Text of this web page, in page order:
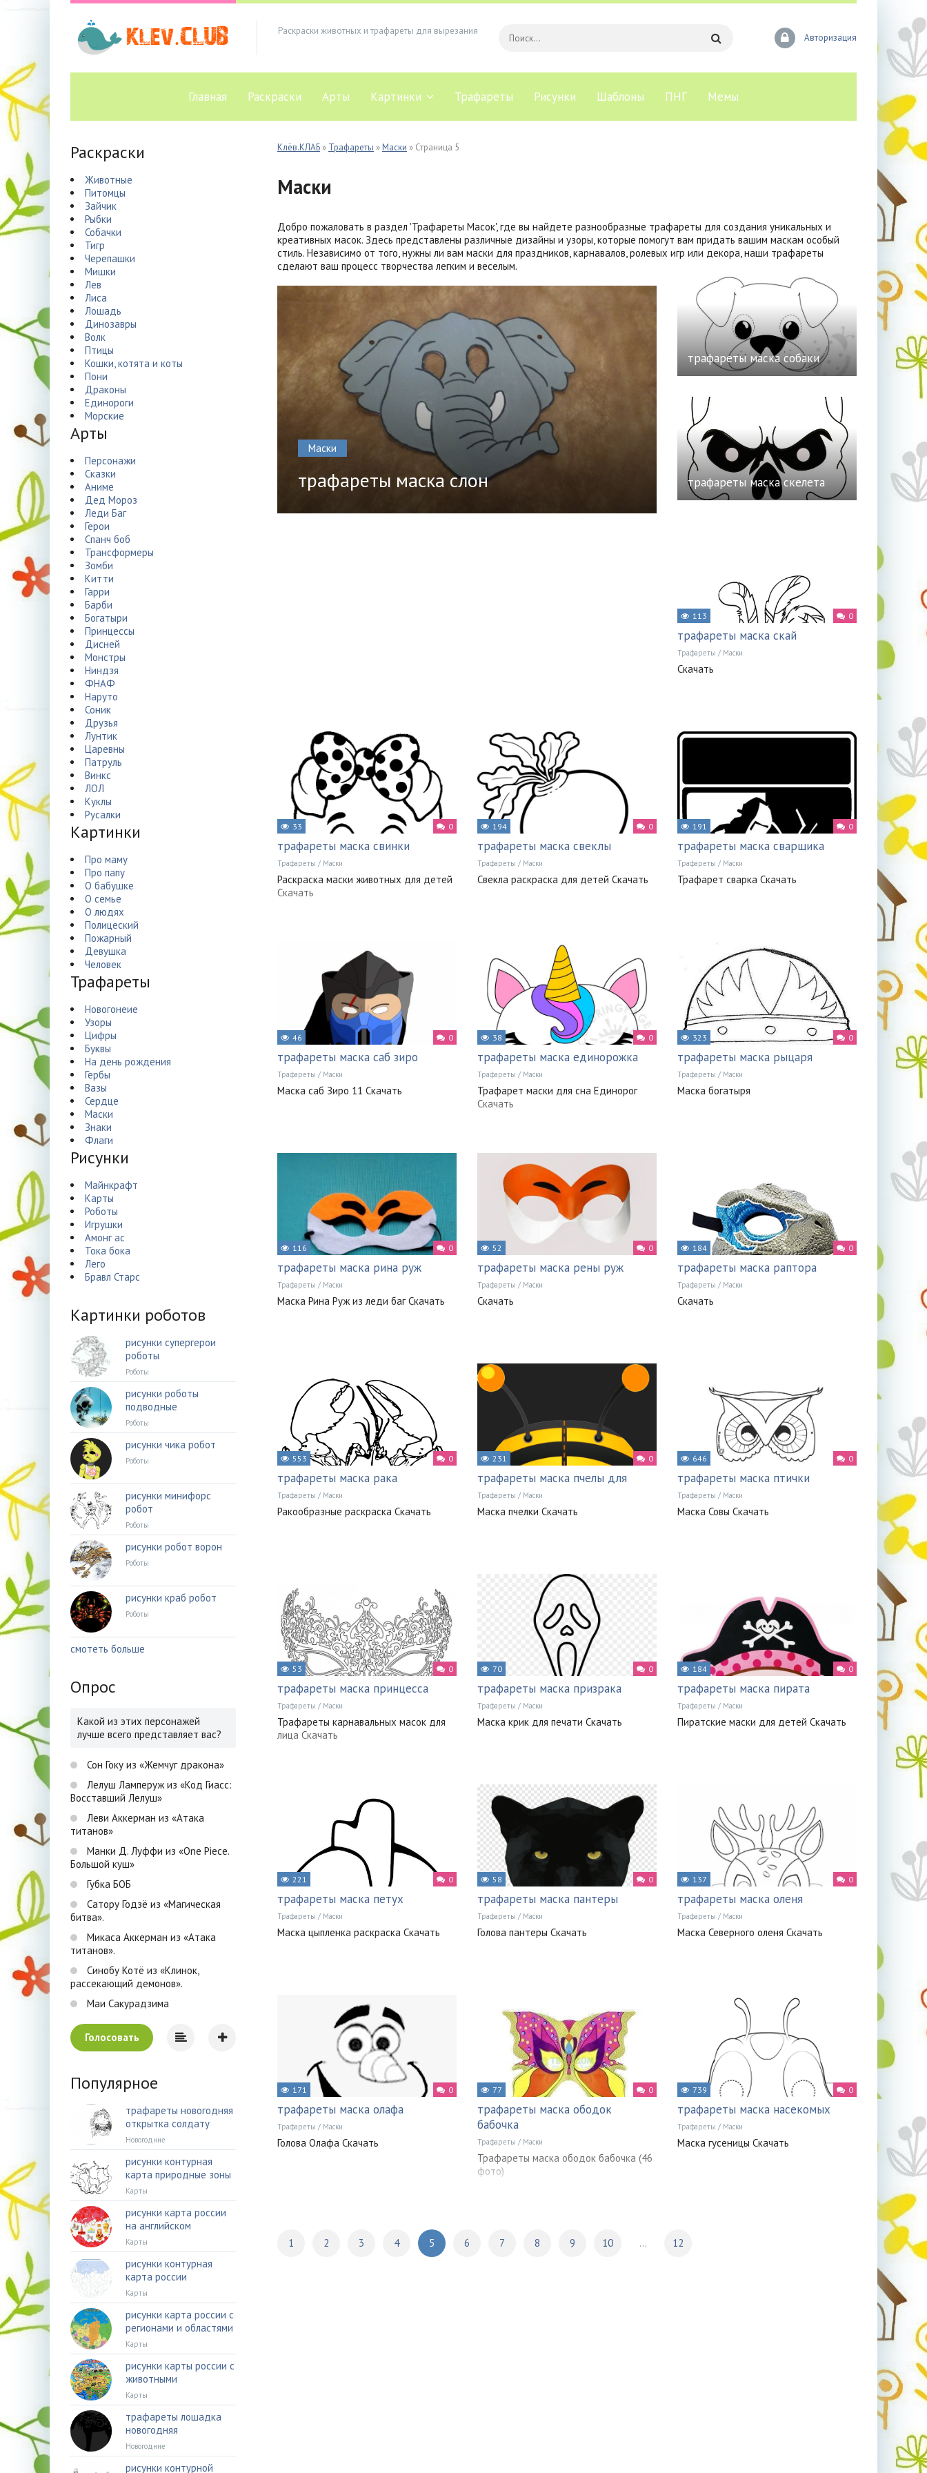
Раскраски животных и трафареты для вырезания
Авторизация
Главная Раскраски Арты Картинки Трафареты Рисунки Шаблоны ПНГ Мемы
Клёв.КЛАБ » Трафареты »Маски » Страница 5
Маски
Добро пожаловать в раздел 'Трафареты Масок', где вы найдете разнообразные трафареты для создания уникальных и
креативных масок. Здесь представлены различные дизайны и узоры, которые помогут вам придать вашим маскам особый
стиль. Независимо от того, нужны ли вам маски для праздников, карнавалов, ролевых игр или декора, наши трафареты
сделают ваш процесс творчества легким и веселым.
трафареты маска собаки
Маски
трафареты маска слон трафареты маска скелета
113 0
трафареты маска скай
Трафареты / Маски
Скачать
33 0
трафареты маска свинки
Трафареты / Маски
Раскраска маски животных для детей
Скачать
194 0
трафареты маска свеклы
Трафареты / Маски
Свекла раскраска для детей Скачать
191 0
трафареты маска сварщика
Трафареты / Маски
Трафарет сварка Скачать
46 0
трафареты маска саб зиро
Трафареты / Маски
Маска саб Зиро 11 Скачать
38 0
трафареты маска единорожка
Трафареты / Маски
Трафарет маски для сна Единорог
Скачать
323 0
трафареты маска рыцаря
Трафареты / Маски
Маска богатыря
116 0
трафареты маска рина руж
Трафареты / Маски
Маска Рина Руж из леди баг Скачать
52 0
трафареты маска рены руж
Трафареты / Маски
Скачать
184 0
трафареты маска раптора
Трафареты / Маски
Скачать
553 0
трафареты маска рака
Трафареты / Маски
Ракообразные раскраска Скачать
231 0
трафареты маска пчелы для
Трафареты / Маски
Маска пчелки Скачать
646 0
трафареты маска птички
Трафареты / Маски
Маска Совы Скачать
53 0
трафареты маска принцесса
Трафареты / Маски
Трафареты карнавальных масок для
лица Скачать
70 0
трафареты маска призрака
Трафареты / Маски
Маска крик для печати Скачать
184 0
трафареты маска пирата
Трафареты / Маски
Пиратские маски для детей Скачать
221 0
трафареты маска петух
Трафареты / Маски
Маска цыпленка раскраска Скачать
58 0
трафареты маска пантеры
Трафареты / Маски
Голова пантеры Скачать
137 0
трафареты маска оленя
Трафареты / Маски
Маска Северного оленя Скачать
171 0
трафареты маска олафа
Трафареты / Маски
Голова Олафа Скачать
77 0
трафареты маска ободок
бабочка
Трафареты / Маски
Трафареты маска ободок бабочка (46
фото)
739 0
трафареты маска насекомых
Трафареты / Маски
Маска гусеницы Скачать
1 2 3 4 5 6 7 8 9 10 ... 12
Раскраски
Животные
Питомцы
Зайчик
Рыбки
Собачки
Тигр
Черепашки
Мишки
Лев
Лиса
Лошадь
Динозавры
Волк
Птицы
Кошки, котята и коты
Пони
Драконы
Единороги
Морские
Арты
Персонажи
Сказки
Аниме
Дед Мороз
Леди Баг
Герои
Спанч боб
Трансформеры
Зомби
Китти
Гарри
Барби
Богатыри
Принцессы
Дисней
Монстры
Ниндзя
ФНАФ
Наруто
Соник
Друзья
Лунтик
Царевны
Патруль
Винкс
ЛОЛ
Куклы
Русалки
Картинки
Про маму
Про папу
О бабушке
О семье
О людях
Полицеский
Пожарный
Девушка
Человек
Трафареты
Новогонеие
Узоры
Цифры
Буквы
На день рождения
Гербы
Вазы
Сердце
Маски
Знаки
Флаги
Рисунки
Майнкрафт
Карты
Роботы
Игрушки
Амонг ас
Тока бока
Лего
Бравл Старс
Картинки роботов
рисунки супергерои
роботы
Роботы
рисунки роботы
подводные
Роботы
рисунки чика робот
Роботы
рисунки минифорс
робот
Роботы
рисунки робот ворон
Роботы
рисунки краб робот
Роботы
смотеть больше
Опрос
Какой из этих персонажей
лучше всего представляет вас?
Сон Гоку из «Жемчуг дракона»
Лелуш Ламперуж из «Код Гиасс:
Восставший Лелуш»
Леви Аккерман из «Атака
титанов»
Манки Д. Луффи из «One Piece.
Большой куш»
Губка БОБ
Сатору Годзё из «Магическая
битва».
Микаса Аккерман из «Атака
титанов».
Синобу Котё из «Клинок,
рассекающий демонов».
Маи Сакурадзима
Голосовать
Популярное
трафареты новогодняя
открытка солдату
Новогодние
рисунки контурная
карта природные зоны
Карты
рисунки карта россии
на английском
Карты
рисунки контурная
карта россии
Карты
рисунки карта россии с
регионами и областями
Карты
рисунки карты россии с
животными
Карты
трафареты лошадка
новогодняя
Новогодние
рисунки контурной